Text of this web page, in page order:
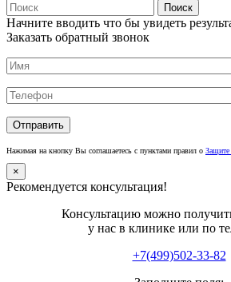
Поиск
Начните вводить что бы увидеть
Заказать обратный звонок
Нажимая на кнопку Вы соглашаетесь с пунктами правил о
×
Рекомендуется консультация!
Консультацию можно
у нас в клинике или по
+7(499)502-33-82